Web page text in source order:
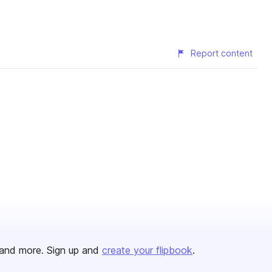
Report content
more. Sign up and create your flipbook.